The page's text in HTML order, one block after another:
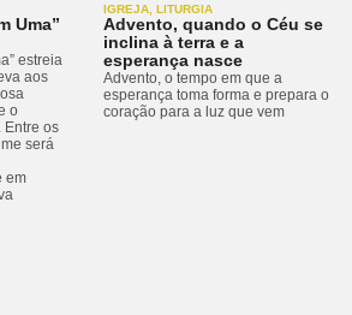
Uma”
estreia
aos
o
Entre os
será
em
IGREJA LITURGIA
Advento, quando o Céu se
inclina à terra e a
esperança nasce
Advento, o tempo em que a
esperança toma forma e prepara o
coração para a luz que vem